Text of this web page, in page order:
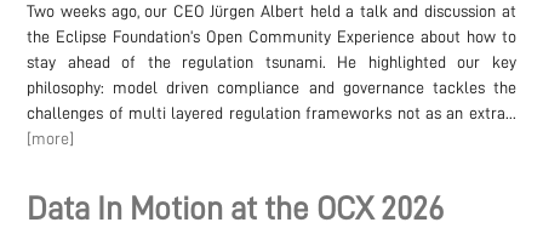
Two weeks ago, our CEO Jürgen Albert held a talk and discussion at
the Eclipse Foundation’s Open Community Experience about how to
stay ahead of the regulation tsunami. He highlighted our key
philosophy: model driven compliance and governance tackles the
challenges of multi layered regulation frameworks not as an extra...
[more]
Data In Motion at the OCX 2026